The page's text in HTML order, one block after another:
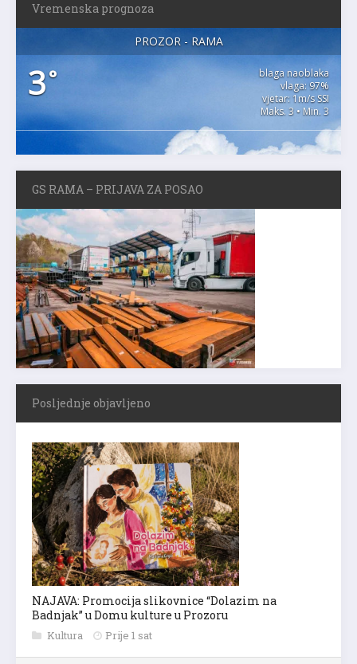
Vremenska prognoza
PROZOR - RAMA
3°
blaga naoblaka
vlaga: 97%
vjetar: 1m/s SSI
Maks. 3 • Min. 3
GS RAMA – PRIJAVA ZA POSAO
Posljednje objavljeno
NAJAVA: Promocija slikovnice “Dolazim na
Badnjak” u Domu kulture u Prozoru
Kultura Prije 1 sat